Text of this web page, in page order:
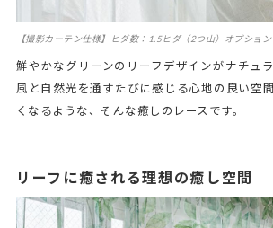
【撮影カーテン仕様】ヒダ数：1.5ヒダ（2つ山）オプショ
鮮やかなグリーンのリーフデザインがナチュ
風と自然光を通すたびに感じる心地の良い空
くなるような、そんな癒しのレースです。
リーフに癒される理想の癒し空間